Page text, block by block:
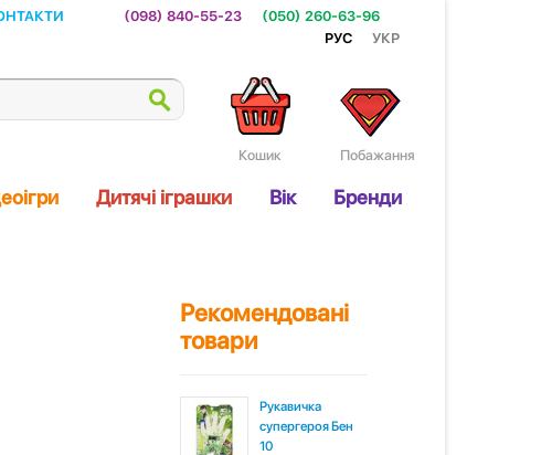
(098) 840-55-23
(050) 260-63-96
Рус
Укр
Побажання
Кошик
Дитячі іграшки Вік Бренди
Рекомендовані
товари
Рукавичка
супергероя Бен
10